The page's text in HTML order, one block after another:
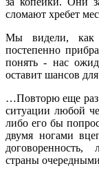
сломают хребет
Мы видели, как
постепенно
понять - нас
оставит шансов
…Повторю еще раз
ситуации любой
либо его бы
двумя ногами
страны